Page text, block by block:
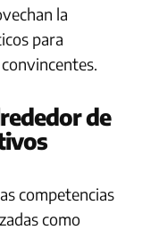
la
para
de
competencias
como